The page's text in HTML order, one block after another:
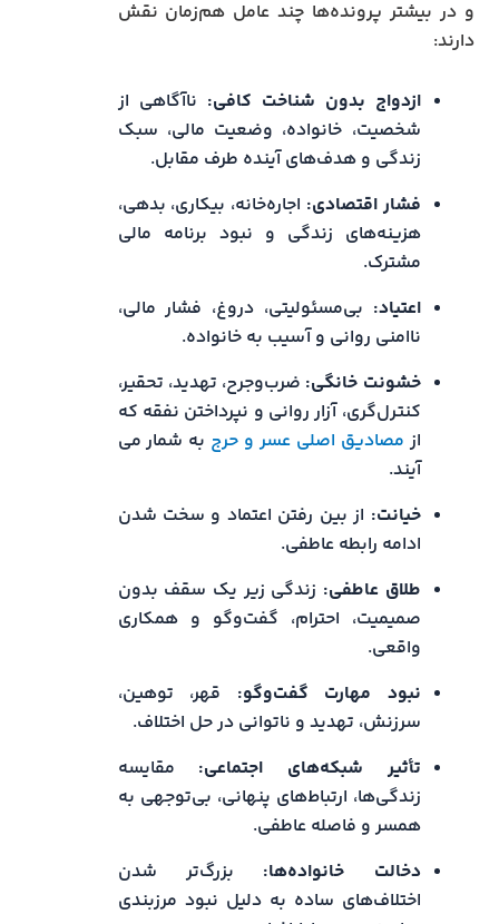
و در بیشتر پرونده‌ها چند عامل هم‌زمان نقش
دارند:
ازدواج بدون شناخت کافی: ناآگاهی از
شخصیت، خانواده، وضعیت مالی، سبک
زندگی و هدف‌های آینده طرف مقابل.
فشار اقتصادی: اجاره‌خانه، بیکاری، بدهی،
هزینه‌های زندگی و نبود برنامه مالی
مشترک.
اعتیاد: بی‌مسئولیتی، دروغ، فشار مالی،
ناامنی روانی و آسیب به خانواده.
خشونت خانگی: ضرب‌وجرح، تهدید، تحقیر،
کنترل‌گری، آزار روانی و نپرداختن نفقه که
از مصادیق اصلی عسر و حرج به شمار می
آیند.
خیانت: از بین رفتن اعتماد و سخت شدن
ادامه رابطه عاطفی.
طلاق عاطفی: زندگی زیر یک سقف بدون
صمیمیت، احترام، گفت‌وگو و همکاری
واقعی.
نبود مهارت گفت‌وگو: قهر، توهین،
سرزنش، تهدید و ناتوانی در حل اختلاف.
تأثیر شبکه‌های اجتماعی: مقایسه
زندگی‌ها، ارتباط‌های پنهانی، بی‌توجهی به
همسر و فاصله عاطفی.
دخالت خانواده‌ها: بزرگ‌تر شدن
اختلاف‌های ساده به دلیل نبود مرزبندی